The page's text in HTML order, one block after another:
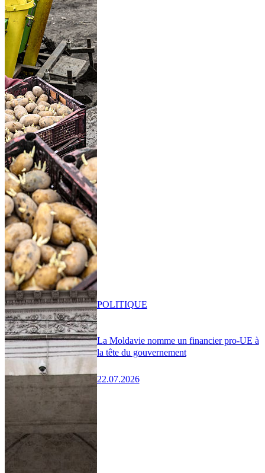
La Moldavie nomme un financier pro-UE à
la tête du gouvernement
22.07.2026
POLITIQUE